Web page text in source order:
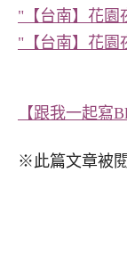
"【台南】花園
"【台南】花園
【跟我一起寫
※此篇文章被